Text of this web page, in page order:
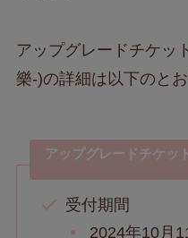
アップグレードチケッ
樂-)の詳細は以下のとお
アップグレードチケッ
受付期間
2024年10月